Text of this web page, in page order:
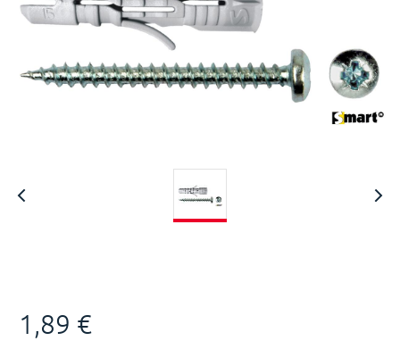
1,89 €